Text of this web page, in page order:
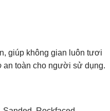
giúp không gian luôn tươi
an toàn cho người sử dụng.